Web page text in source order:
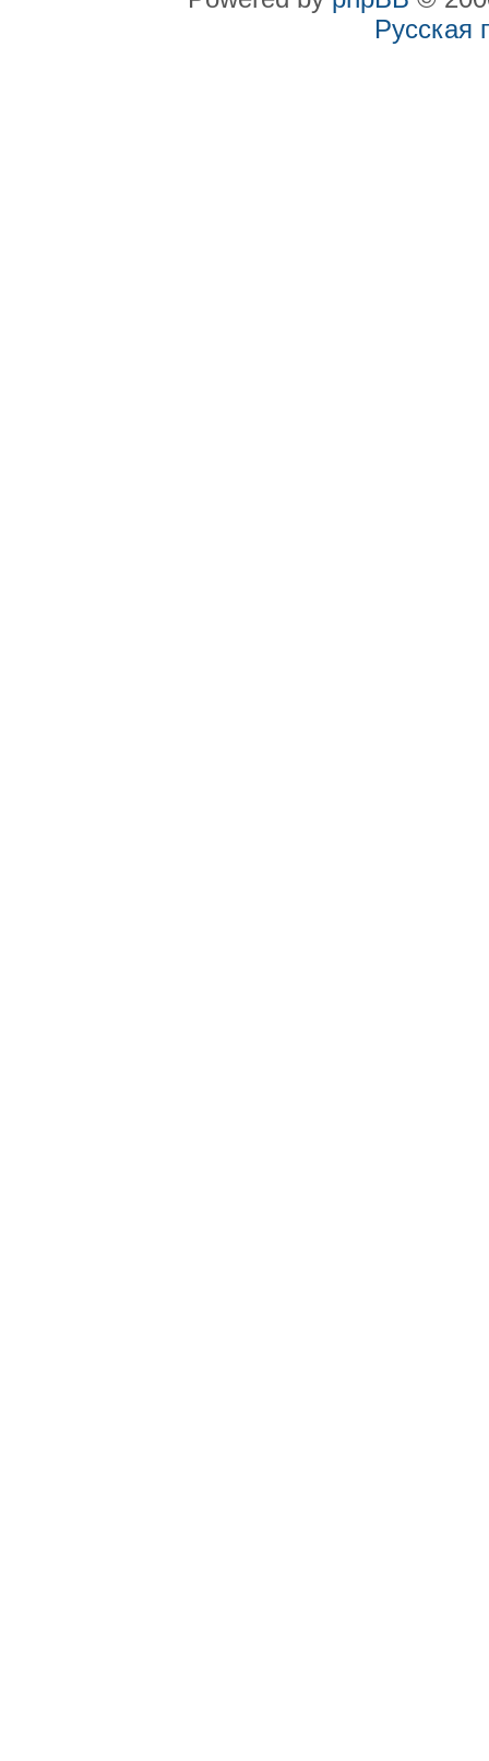
Русская